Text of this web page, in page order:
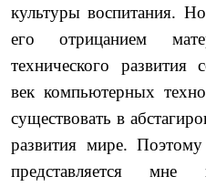
культуры воспитания.
его отрицанием
технического развития
век компьютерных
существовать в
развития мире.
представляется мне